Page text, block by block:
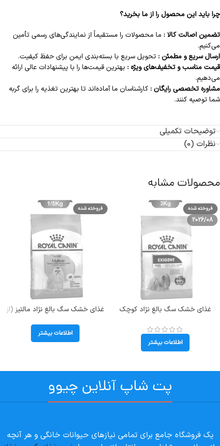
چرا باید این محصول را از ما بخرید؟
تضمین اصالت کالا : ما محصولات را مستقیماً از نمایندگی‌های رسمی تأمین
می‌کنیم.
ارسال سریع و مطمئن :تحویل سریع با بسته‌بندی ایمن برای حفظ کیفیت.
قیمت مناسب و تخفیف‌های ویژه : بهترین قیمت‌ها را با پیشنهادات عالی ارائه
می‌دهیم.
مشاوره تخصصی رایگان :کارشناسان ما آماده‌اند تا بهترین تغذیه را برای گربه
شما توصیه کنند.
توضیحات تکمیلی
نظرات (0)
محصولات مشابه
فروخته شده
2026/08
غذای خشک سگ بالغ نژاد کوچک
Exigent
اطلاعات بیشتر
فروخته شده
غذای خشک سگ بالغ نژاد مالتیز (از
اطلاعات بیشتر
پت شاپ آنلاین چیوو
یک فروشگاه جامع برای تمامی نیازهای حیوانات خانگی و هر آنچه